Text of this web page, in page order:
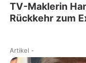
TV-Maklerin
Rückkehr zum
Artikel -